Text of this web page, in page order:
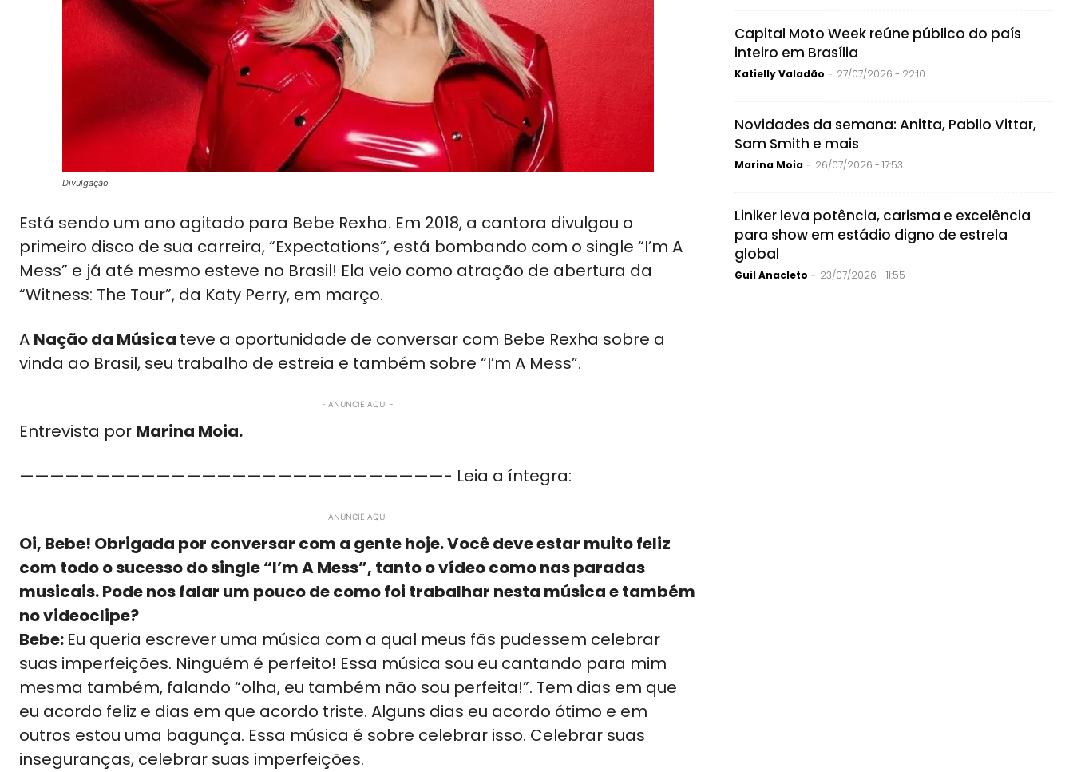
Divulgação
Está sendo um ano agitado para Bebe Rexha. Em 2018, a cantora divulgou o
primeiro disco de sua carreira, “Expectations”, está bombando com o single “I’m A
Mess” e já até mesmo esteve no Brasil! Ela veio como atração de abertura da
“Witness: The Tour”, da Katy Perry, em março.
A Nação da Música teve a oportunidade de conversar com Bebe Rexha sobre a
vinda ao Brasil, seu trabalho de estreia e também sobre “I’m A Mess”.
- ANUNCIE AQUI -
Entrevista por Marina Moia.
————————————————————————————- Leia a íntegra:
- ANUNCIE AQUI -
Oi, Bebe! Obrigada por conversar com a gente hoje. Você deve estar muito feliz
com todo o sucesso do single “I’m A Mess”, tanto o vídeo como nas paradas
musicais. Pode nos falar um pouco de como foi trabalhar nesta música e também
no videoclipe?
Bebe: Eu queria escrever uma música com a qual meus fãs pudessem celebrar
suas imperfeições. Ninguém é perfeito! Essa música sou eu cantando para mim
mesma também, falando “olha, eu também não sou perfeita!”. Tem dias em que
eu acordo feliz e dias em que acordo triste. Alguns dias eu acordo ótimo e em
outros estou uma bagunça. Essa música é sobre celebrar isso. Celebrar suas
inseguranças, celebrar suas imperfeições.
Capital Moto Week reúne público do país
inteiro em Brasília
Katielly Valadão - 27/07/2026 - 22:10
Novidades da semana: Anitta, Pabllo Vittar,
Sam Smith e mais
Marina Moia - 26/07/2026 - 17:53
Liniker leva potência, carisma e excelência
para show em estádio digno de estrela
global
Guil Anacleto - 23/07/2026 - 11:55